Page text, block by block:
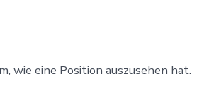
wie eine Position auszusehen hat.